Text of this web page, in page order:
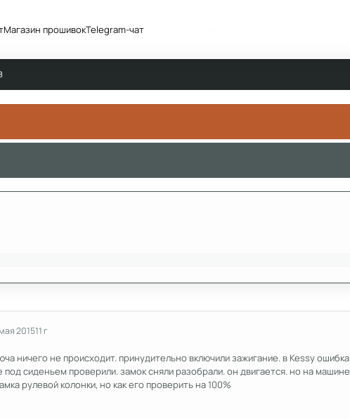
Магазин прошивокTelegram-чатСообщество
201511 г
ничего не происходит. принудительно включили зажигание. в Kessy
под сиденьем проверили. замок сняли разобрали. он двигается. но на
рулевой колонки, но как его проверить на 100%